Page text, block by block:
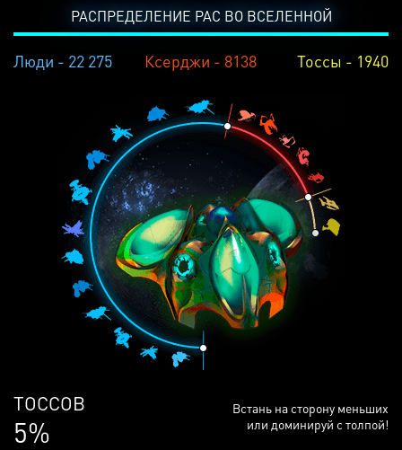
РАСПРЕДЕЛЕНИЕ РАС ВО ВСЕЛЕННОЙ
Люди - 22 275 Ксерджи - 8138 Тоссы - 1940
ТОССОВ
5%
Встань на сторону меньших
или доминируй с толпой!